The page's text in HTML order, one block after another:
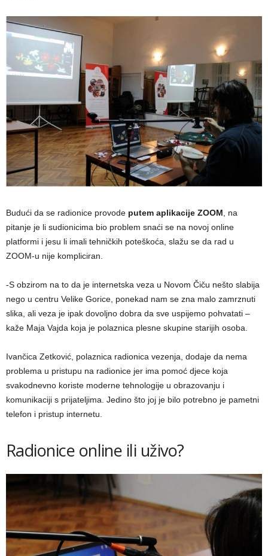
Budući da se radionice provode putem aplikacije ZOOM , na
pitanje je li sudionicima bio problem snaći se na novoj online
platformi i jesu li imali tehničkih poteškoća, slažu se da rad u
ZOOM-u nije kompliciran.
-S obzirom na to da je internetska veza u Novom Čiču nešto slabija
nego u centru Velike Gorice, ponekad nam se zna malo zamrznuti
slika, ali veza je ipak dovoljno dobra da sve uspijemo pohvatati –
kaže Maja Vajda koja je polaznica plesne skupine starijih osoba.
Ivančica Zetković, polaznica radionica vezenja, dodaje da nema
problema u pristupu na radionice jer ima pomoć djece koja
svakodnevno koriste moderne tehnologije u obrazovanju i
komunikaciji s prijateljima. Jedino što joj je bilo potrebno je pametni
telefon i pristup internetu.
Radionice online ili uživo?